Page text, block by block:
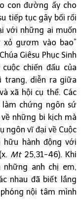
con đường ấy cho
tiếp tục gây bối rối
với những ai muốn
xỏ gươm vào bao”
Giêsu Phục Sinh
chiến đấu của
trang, diễn ra giữa
xã hội cụ thể. Các
chứng ngôn sứ
những bi kịch mà
ngôn vĩ đại về Cuộc
hữu hành động với
Mt 25,31-46). Khi
những anh chị em,
nhau đã biết lắng
nội tâm mình